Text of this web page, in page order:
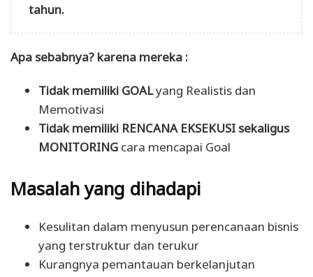
tahun.
Apa sebabnya? karena mereka :
Tidak memiliki GOALyang Realistis dan
Memotivasi
Tidak memiliki RENCANA EKSEKUSI sekaligus
MONITORING cara mencapai Goal
Masalah yang dihadapi
Kesulitan dalam menyusun perencanaan bisnis
yang terstruktur dan terukur
Kurangnya pemantauan berkelanjutan